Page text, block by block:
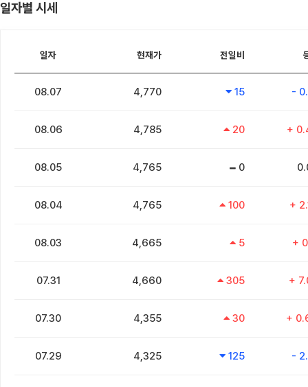
일자별 시세
일자 현재가 전일비
08.07 4,770 15 -
08.06 4,785 20 +
08.05 4,765 0
08.04 4,765 100 +
08.03 4,665 5 +
07.31 4,660 305 +
07.30 4,355 30 +
07.29 4,325 125 -